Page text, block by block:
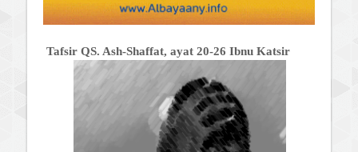
Tafsir QS. Ash-Shaffat, ayat 20-26 Ibnu Katsir